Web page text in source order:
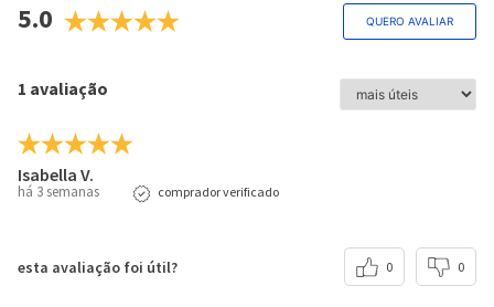
5.0
QUERO AVALIAR
1 avaliação
Isabella V.
há 3 semanas comprador verificado
esta avaliação foi útil? 0 0